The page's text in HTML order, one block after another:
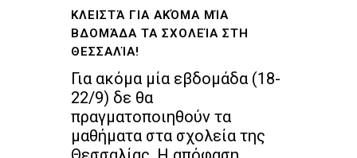
ΚΛΕΙΣΤΆ ΓΙΑ ΑΚΌΜΑ ΜΊΑ
ΒΔΟΜΆΔΑ ΤΑ ΣΧΟΛΕΊΑ ΣΤΗ
ΘΕΣΣΑΛΊΑ!
Για ακόμα μία εβδομάδα (18-
22/9) δε θα
πραγματοποιηθούν τα
μαθήματα στα σχολεία της